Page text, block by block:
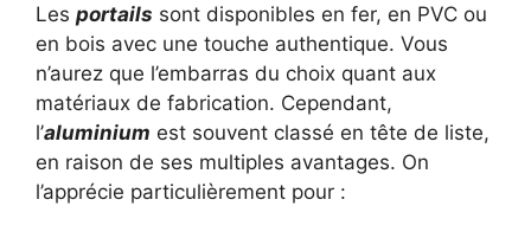
Les portails sont disponibles en fer, en PVC ou
en bois avec une touche authentique. Vous
n’aurez que l’embarras du choix quant aux
matériaux de fabrication. Cependant,
l’aluminium est souvent classé en tête de liste,
en raison de ses multiples avantages. On
l’apprécie particulièrement pour :